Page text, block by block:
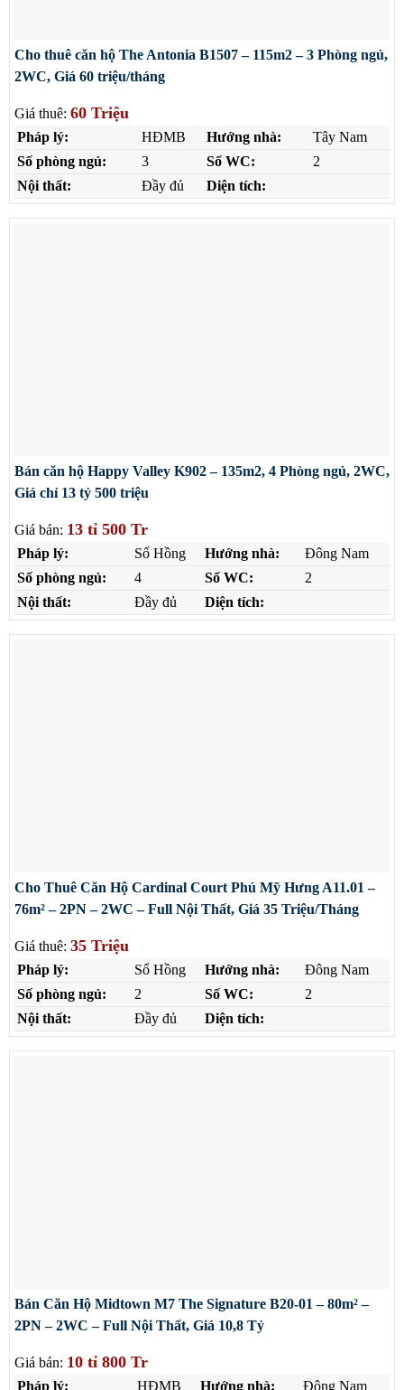
Cho thuê căn hộ The Antonia B1507 – 115m2 – 3 Phòng ngủ,
2WC, Giá 60 triệu/tháng
Giá thuê: 60 Triệu
Pháp lý: HĐMB Hướng nhà:
Tây Nam
Số phòng ngủ:
3 Số WC:
2
Nội thất:
Đầy đủ Diện tích:
Bán căn hộ Happy Valley K902 – 135m2, 4 Phòng ngủ, 2WC,
Giá chỉ 13 tỷ 500 triệu
Giá bán: 13 tỉ 500 Tr
Pháp lý: Sổ Hồng Hướng nhà:
Đông Nam
Số phòng ngủ:
4 Số WC:
2
Nội thất:
Đầy đủ Diện tích:
Cho Thuê Căn Hộ Cardinal Court Phú Mỹ Hưng A11.01 –
76m² – 2PN – 2WC – Full Nội Thất, Giá 35 Triệu/Tháng
Giá thuê: 35 Triệu
Pháp lý: Sổ Hồng Hướng nhà:
Đông Nam
Số phòng ngủ:
2 Số WC:
2
Nội thất:
Đầy đủ Diện tích:
Bán Căn Hộ Midtown M7 The Signature B20-01 – 80m² –
2PN – 2WC – Full Nội Thất, Giá 10,8 Tỷ
Giá bán: 10 tỉ 800 Tr
Pháp lý: HĐMB Hướng nhà: Đông Nam